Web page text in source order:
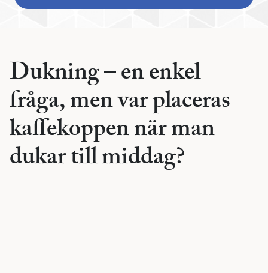
Dukning – en enkel
fråga, men var placeras
kaffekoppen när man
dukar till middag?